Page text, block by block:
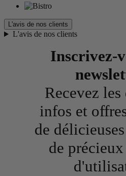
L'avis de nos clients
L'avis de nos clients
Inscrivez-
Recevez les
infos et
de
de